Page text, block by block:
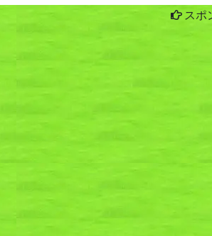
スポ